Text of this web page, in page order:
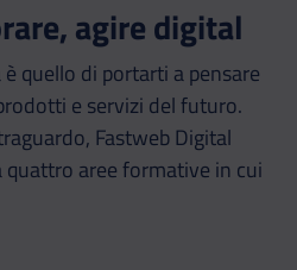
agire digital
quello di portarti a pensare
e servizi del futuro.
Fastweb Digital
quattro aree formative in cui